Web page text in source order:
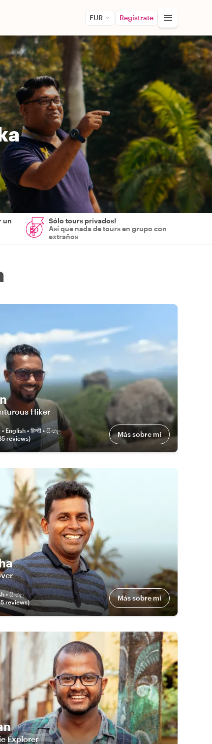
EUR Regístrate
un
Sólo tours privados!
Así que nada de tours en grupo con
extraños
Hiker
العربية • English • हिन्दी • සිංහල
reviews) Más sobre mí
• සිංහල
reviews) Más sobre mí
Explorer